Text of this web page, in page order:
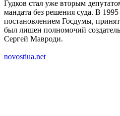
Гудков стал уже вторым
мандата без решения суда. В
постановлением Госдумы,
был лишен полномочий
Сергей Мавроди.
novostiua.net